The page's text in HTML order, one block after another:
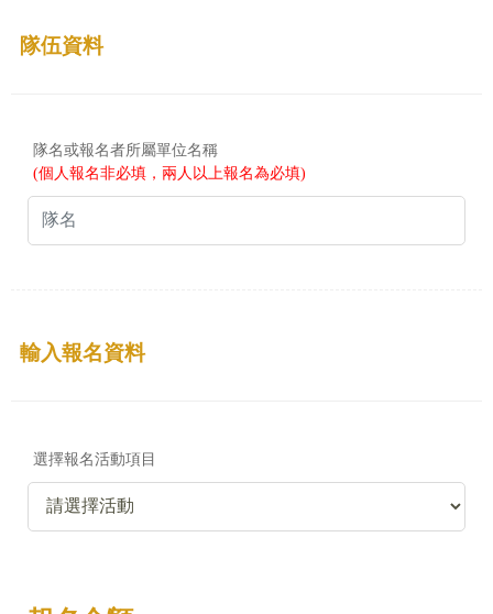
隊伍資料
隊名或報名者所屬單位名稱
(個人報名非必填，兩人以上報名為必填)
輸入報名資料
選擇報名活動項目